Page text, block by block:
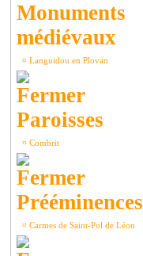
Monuments
médiévaux
¤ Languidou en Plovan
Paroisses
¤ Combrit
Prééminences
¤ Carmes de Saint-Pol de Léon